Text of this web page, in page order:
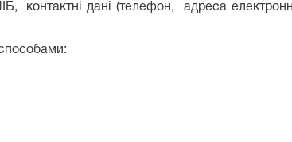
контактні дані (телефон, адреса